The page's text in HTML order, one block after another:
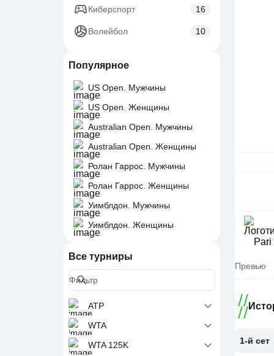
Киберспорт 16
Волейбол 10
Популярное
US Open. Мужчины
US Open. Женщины
Australian Open. Мужчины
Australian Open. Женщины
Ролан Гаррос. Мужчины
Ролан Гаррос. Женщины
Уимблдон. Мужчины
Уимблдон. Женщины
Все турниры
ATP
WTA
WTA 125K
Превью
1-й сет